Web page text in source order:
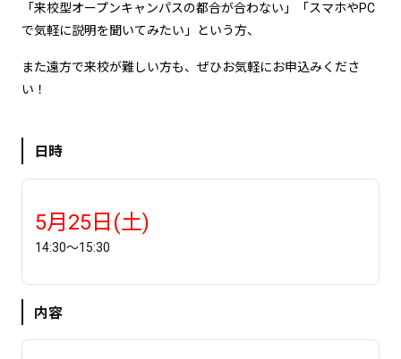
「来校型オープンキャンパスの都合が合わない」「スマホやPC
で気軽に説明を聞いてみたい」という方、
また遠方で来校が難しい方も、ぜひお気軽にお申込みくださ
い！
日時
5月25日(土)
14:30～15:30
内容